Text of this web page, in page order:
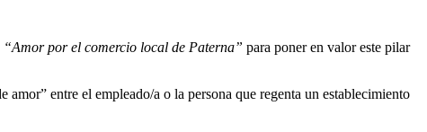
“Amor por el comercio local de Paterna” para poner en valor este pilar
entre el empleado/a o la persona que regenta un establecimiento